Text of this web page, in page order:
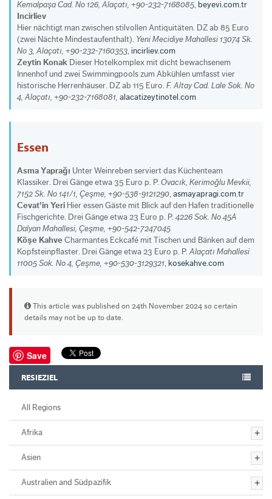
Kemalpaşa Cad. No 126, Alaçatı, +90-232-7168085, beyevi.com.tr
Incirliev
Hier nächtigt man zwischen stilvollen Antiquitäten. DZ ab 85 Euro
(zwei Nächte Mindestaufenthalt). Yeni Mecidiye Mahallesi 13074 Sk.
No 3, Alaçatı, +90-232-7160353, incirliev.com
Zeytin Konak Dieser Hotelkomplex mit dicht bewachsenem
Innenhof und zwei Swimmingpools zum Abkühlen umfasst vier
historische Herrenhäuser. DZ ab 115 Euro. F. Altay Cad. Lale Sok. No
4, Alaçatı, +90-232-7168081, alacatizeytinotel.com
Essen
Asma Yaprağı Unter Weinreben serviert das Küchenteam
Klassiker. Drei Gänge etwa 35 Euro p. P. Ovacık, Kerimoğlu Mevkii,
7152 Sk. No 141/1, Çeşme, +90-538-9121290, asmayapragi.com.tr
Cevat’in Yeri Hier essen Gäste mit Blick auf den Hafen traditionelle
Fischgerichte. Drei Gänge etwa 23 Euro p. P.4226 Sok. No 45A
Dalyan Mahallesi, Çeşme, +90-542-7247045
Köşe Kahve Charmantes Eckcafé mit Tischen und Bänken auf dem
Kopfsteinpflaster. Drei Gänge etwa 23 Euro p. P. Alaçatı Mahallesi
11005 Sok. No 4, Çeşme, +90-530-3129321, kosekahve.com
This article was published on 24th November 2024 so certain
details may not be up to date.
Save
RESIEZIEL
All Regions
Afrika
Asien
Australien and Südpazifik